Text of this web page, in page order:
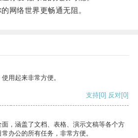
络世界更畅通无阻。
用起来非常方便。
支持[0] 反对[0]
，涵盖了文档、表格、演示文稿等各个方
办公的所有任务，非常方便。